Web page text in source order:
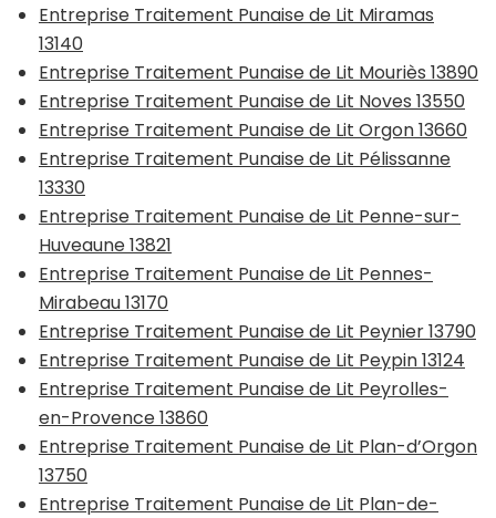
Entreprise Traitement Punaise de Lit Miramas
13140
Entreprise Traitement Punaise de Lit Mouriès 13890
Entreprise Traitement Punaise de Lit Noves 13550
Entreprise Traitement Punaise de Lit Orgon 13660
Entreprise Traitement Punaise de Lit Pélissanne
13330
Entreprise Traitement Punaise de Lit Penne-sur-
Huveaune 13821
Entreprise Traitement Punaise de Lit Pennes-
Mirabeau 13170
Entreprise Traitement Punaise de Lit Peynier 13790
Entreprise Traitement Punaise de Lit Peypin 13124
Entreprise Traitement Punaise de Lit Peyrolles-
en-Provence 13860
Entreprise Traitement Punaise de Lit Plan-d’Orgon
13750
Entreprise Traitement Punaise de Lit Plan-de-